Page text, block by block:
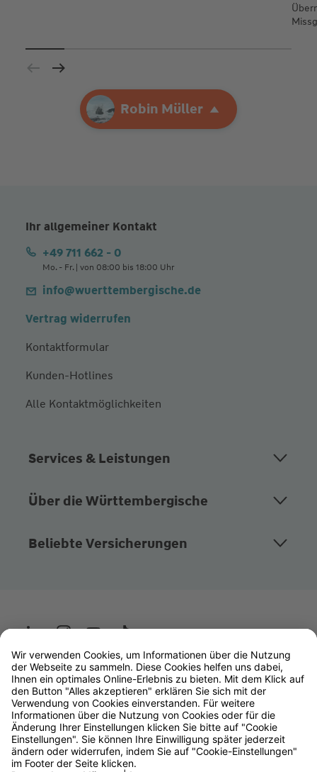
Ihre AgenturRobin Müller
Robin Müller
Ihr allgemeiner Kontakt
+49 711 662 - 0
Mo. - Fr. | von 08:00 bis 18:00 Uhr
info@wuerttembergische.de
Vertrag widerrufen
Kontaktformular
Kunden-Hotlines
Alle Kontaktmöglichkeiten
Services & Leistungen
Über die Württembergische
Beliebte Versicherungen
Wüstenrot
W&W Gruppe
OLB Bank
Makler
Impressum